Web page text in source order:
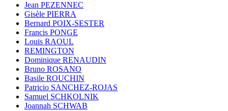
Jean PEZENNEC
Gisèle PIERRA
Bernard POIX-SESTER
Francis PONGE
Louis RAOUL
REMINGTON
Dominique RENAUDIN
Bruno ROSANO
Basile ROUCHIN
Patricio SANCHEZ-ROJAS
Samuel SCHKOLNIK
Joannah SCHWAB